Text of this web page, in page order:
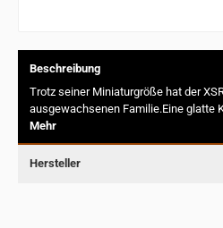
Beschreibung
Trotz seiner Miniaturgröße hat der
ausgewachsenen Familie.Eine glatte
Mehr
Hersteller